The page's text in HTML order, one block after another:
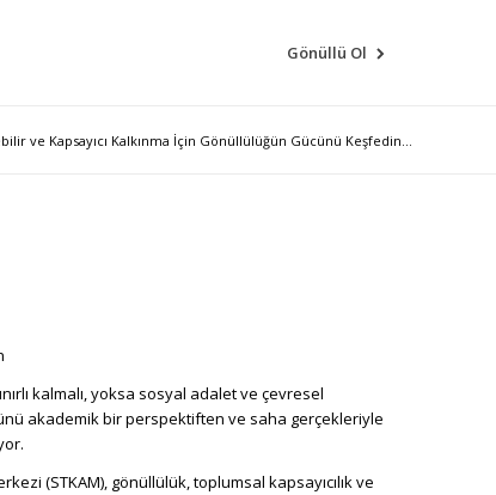
Gönüllü Ol
ve Kapsayıcı Kalkınma İçin Gönüllülüğün Gücünü Keşfedin...
kalmalı, yoksa sosyal adalet ve çevresel
akademik bir perspektiften ve saha gerçekleriyle
(STKAM), gönüllülük, toplumsal kapsayıcılık ve